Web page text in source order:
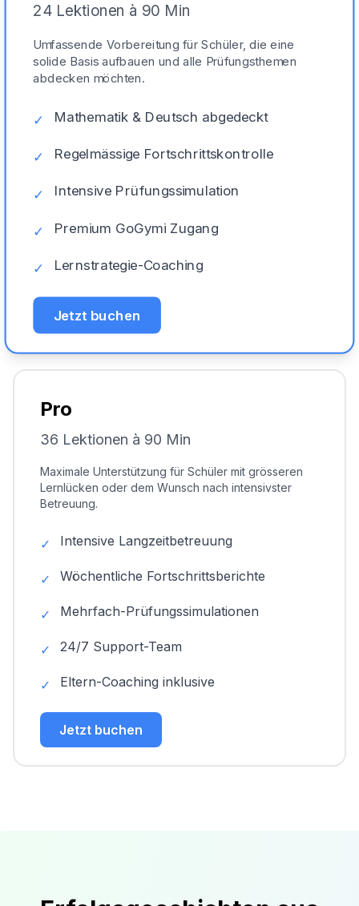
24 Lektionen à 90 Min
Umfassende Vorbereitung für Schüler, die eine
solide Basis aufbauen und alle Prüfungsthemen
abdecken möchten.
✓ Mathematik & Deutsch abgedeckt
✓ Regelmässige Fortschrittskontrolle
✓ Intensive Prüfungssimulation
✓ Premium GoGymi Zugang
✓ Lernstrategie-Coaching
Jetzt buchen
Pro
36 Lektionen à 90 Min
Maximale Unterstützung für Schüler mit grösseren
Lernlücken oder dem Wunsch nach intensivster
Betreuung.
✓ Intensive Langzeitbetreuung
✓ Wöchentliche Fortschrittsberichte
✓ Mehrfach-Prüfungssimulationen
✓ 24/7 Support-Team
✓ Eltern-Coaching inklusive
Jetzt buchen